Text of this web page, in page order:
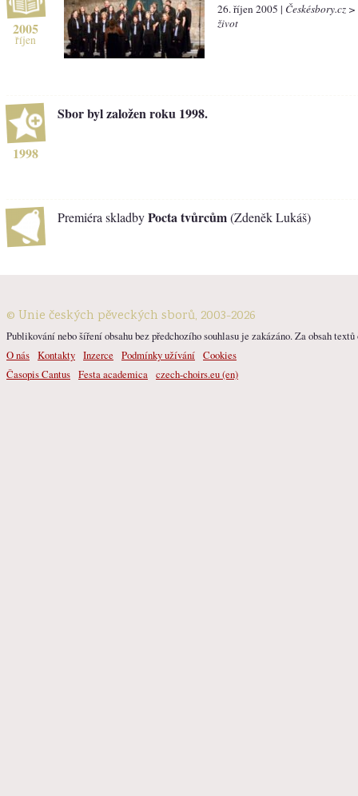
2005
říjen
26. říjen 2005 | Českésbory.cz
život
1998
Sbor byl založen roku 1998.
Premiéra skladbyPocta tvůrcům(Zdeněk Lukáš)
© Unie českých pěveckých sborů, 2003-2026
Publikování nebo šíření obsahu bez předchozího souhlasu je zakázáno. Za obsah
O nás Kontakty Inzerce Podmínky užívání Cookies
Časopis Cantus Festa academica czech-choirs.eu (en)